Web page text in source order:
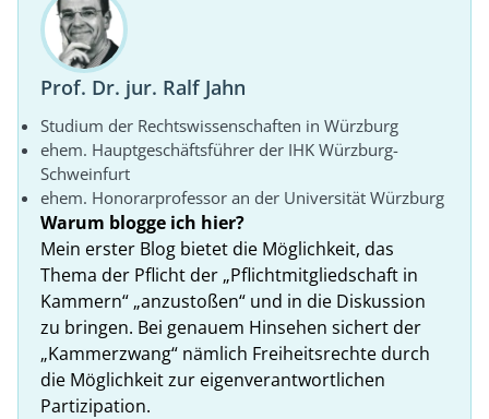
Prof. Dr. jur. Ralf Jahn
Studium der Rechtswissenschaften in Würzburg
ehem. Hauptgeschäftsführer der IHK Würzburg-
Schweinfurt
ehem. Honorarprofessor an der Universität Würzburg
Warum blogge ich hier?
Mein erster Blog bietet die Möglichkeit, das
Thema der Pflicht der „Pflichtmitgliedschaft in
Kammern“ „anzustoßen“ und in die Diskussion
zu bringen. Bei genauem Hinsehen sichert der
„Kammerzwang“ nämlich Freiheitsrechte durch
die Möglichkeit zur eigenverantwortlichen
Partizipation.